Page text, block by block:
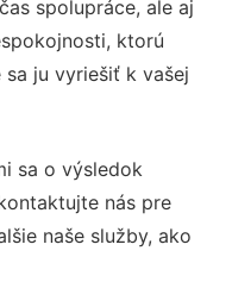
spolupráce, ale aj
ktorú
ju vyriešiť k vašej
sa o výsledok
nás pre
naše služby, ako